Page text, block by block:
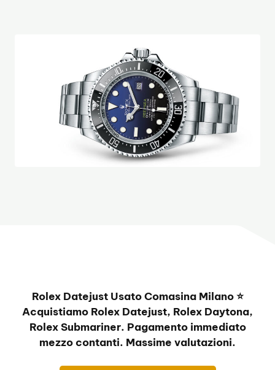
Rolex Datejust Usato Comasina Milano ⭐
Acquistiamo Rolex Datejust, Rolex Daytona,
Rolex Submariner. Pagamento immediato
mezzo contanti. Massime valutazioni.